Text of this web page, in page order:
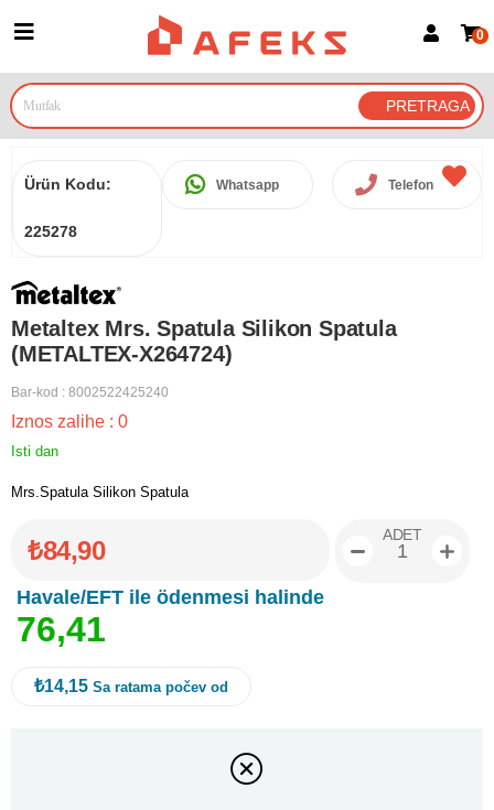
Prijava za članove
Prijavite se Google nalogom
0
Ürün Kodu:
225278
Whatsapp Telefon
Metaltex Mrs. Spatula Silikon Spatula
(METALTEX-X264724)
Bar-kod : 8002522425240
Iznos zalihe : 0
Isti dan
Mrs.Spatula Silikon Spatula
₺84,90
Havale/EFT ile ödenmesi halinde
76,41
ADET
₺14,15 Sa ratama počev od